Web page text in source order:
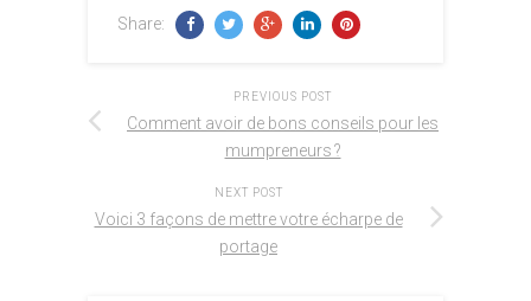
Share:
PREVIOUS POST
Comment avoir de bons conseils pour les
mumpreneurs ?
NEXT POST
Voici 3 façons de mettre votre écharpe de
portage